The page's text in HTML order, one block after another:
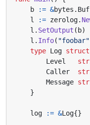
b
:= &bytes .
l
:= zerolog.
l . SetOutput ( b)
l . Info( "foobar"
type Log struct
Level
Caller
Message
}
log := &Log{}